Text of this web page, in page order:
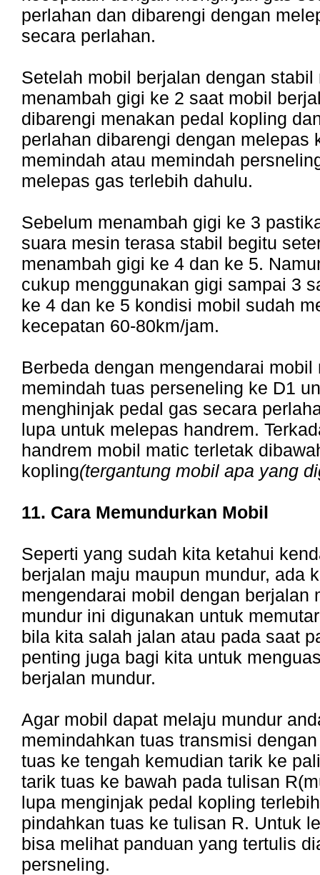
perlahan dan dibarengi dengan
secara perlahan.
Setelah mobil berjalan dengan
menambah gigi ke 2 saat mobil
dibarengi menakan pedal kopling
perlahan dibarengi dengan melepas
memindah atau memindah
melepas gas terlebih dahulu.
Sebelum menambah gigi ke 3
suara mesin terasa stabil begitu
menambah gigi ke 4 dan ke 5.
cukup menggunakan gigi sampai 3
ke 4 dan ke 5 kondisi mobil sudah
kecepatan 60-80km/jam.
Berbeda dengan mengendarai
memindah tuas perseneling ke D1
menghinjak pedal gas secara
lupa untuk melepas handrem.
handrem mobil matic terletak
kopling(tergantung mobil apa yang
11. Cara Memundurkan Mobil
Seperti yang sudah kita ketahui
berjalan maju maupun mundur, ada
mengendarai mobil dengan berjalan
mundur ini digunakan untuk
bila kita salah jalan atau pada saat
penting juga bagi kita untuk
berjalan mundur.
Agar mobil dapat melaju mundur
memindahkan tuas transmisi
tuas ke tengah kemudian tarik ke
tarik tuas ke bawah pada tulisan
lupa menginjak pedal kopling
pindahkan tuas ke tulisan R. Untuk
bisa melihat panduan yang tertulis
persneling.